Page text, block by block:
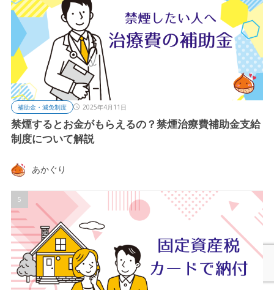
補助金・減免制度 2025年4月11日
禁煙するとお金がもらえるの？禁煙治療費補助金支給
制度について解説
あかぐり